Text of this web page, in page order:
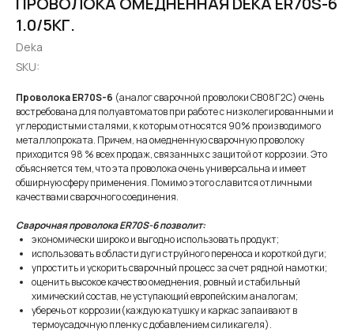
1.0/5КГ.
Deka
SKU:
Проволока ER70S-6 (аналог сварочной проволоки СВ08Г2С) очень
востребована для полуавтоматов при работе с низколегированными и
углеродистыми сталями, к которым относятся 90% производимого
металлопроката. Причем, на омедненную сварочную проволоку
приходится 98 % всех продаж, связанных с защитой от коррозии. Это
объясняется тем, что эта проволока очень универсальна и имеет
обширную сферу применения. Помимо этого славится отличными
качествами сварочного соединения.
Сварочная проволока ER70S-6 позволит:
экономически широко и выгодно использовать продукт;
использовать в области дуги струйного переноса и короткой дуги;
упростить и ускорить сварочный процесс за счет рядной намотки;
оценить высокое качество омеднения, ровный и стабильный
химический состав, не уступающий европейским аналогам;
уберечь от коррозии(каждую катушку и каркас запаивают в
термоусадочную пленку с добавлением силикагеля).